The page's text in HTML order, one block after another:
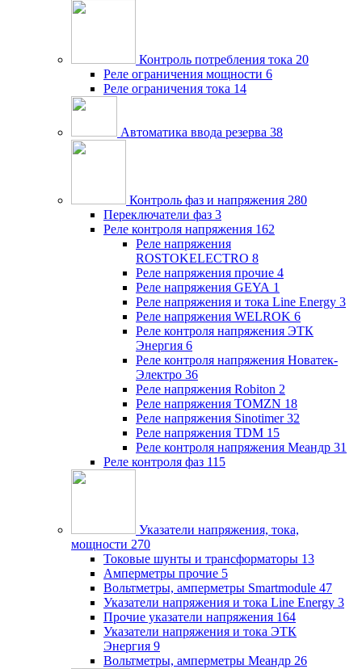
Контроль потребления тока 20
Реле ограничения мощности 6
Реле ограничения тока 14
Автоматика ввода резерва 38
Контроль фаз и напряжения 280
Переключатели фаз 3
Реле контроля напряжения 162
Реле напряжения
ROSTOKELECTRO 8
Реле напряжения прочие 4
Реле напряжения GEYA 1
Реле напряжения и тока Line Energy 3
Реле напряжения WELROK 6
Реле контроля напряжения ЭТК
Энергия 6
Реле контроля напряжения Новатек-
Электро 36
Реле напряжения Robiton 2
Реле напряжения TOMZN 18
Реле напряжения Sinotimer 32
Реле напряжения TDM 15
Реле контроля напряжения Меандр 31
Реле контроля фаз 115
Указатели напряжения, тока,
мощности 270
Токовые шунты и трансформаторы 13
Амперметры прочие 5
Вольтметры, амперметры Smartmodule 47
Указатели напряжения и тока Line Energy 3
Прочие указатели напряжения 164
Указатели напряжения и тока ЭТК
Энергия 9
Вольтметры, амперметры Меандр 26